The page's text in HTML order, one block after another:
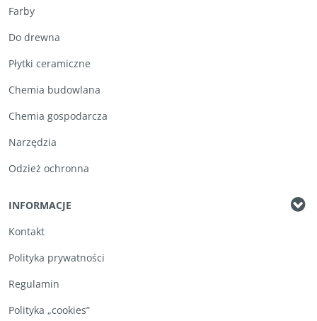
Farby
Do drewna
Płytki ceramiczne
Chemia budowlana
Chemia gospodarcza
Narzędzia
Odzież ochronna
INFORMACJE
Kontakt
Polityka prywatności
Regulamin
Polityka „cookies”